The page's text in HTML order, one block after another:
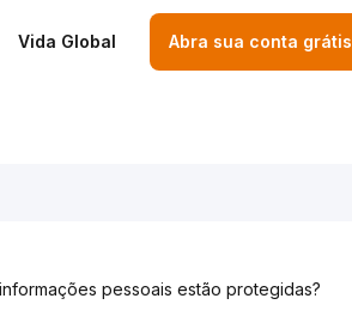
Vida Global Abra sua conta grátis
pessoais estão protegidas?